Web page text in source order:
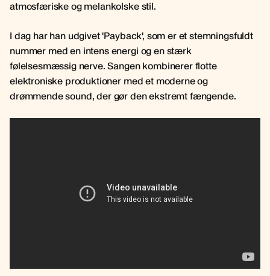
atmosfæriske og melankolske stil.
I dag har han udgivet 'Payback', som er et stemningsfuldt
nummer med en intens energi og en stærk
følelsesmæssig nerve. Sangen kombinerer flotte
elektroniske produktioner med et moderne og
drømmende sound, der gør den ekstremt fængende.